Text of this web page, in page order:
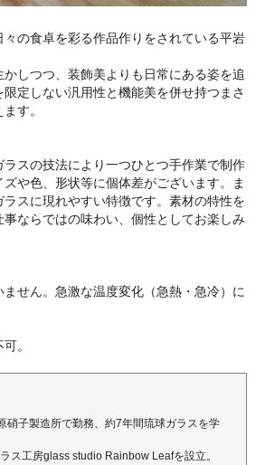
の食卓を彩る作品作りをされている平岩
しつつ、装飾美よりも日常にある姿を追
定しない汎用性と機能美を併せ持つまさ
す。
スの技法により一つひとつ手作業で制作
ズや色、形状等に個体差がございます。ま
スに現れやすい特徴です。素材の特性を
ならではの味わい、個性としてお楽しみ
せん。急激な温度変化（急熱・急冷）に
。
硝子製造所で勤務、約7年間琉球ガラスを学
ス工房glass studio Rainbow Leafを設立。